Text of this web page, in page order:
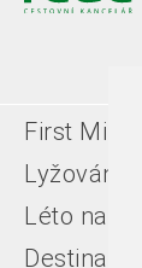
First Minute
Lyžování v
Léto na
Destinace